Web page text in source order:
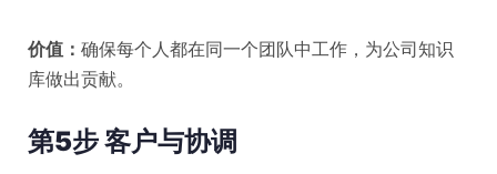
价值： 确保每个人都在同一个团队中工作，为公司知识
库做出贡献。
第5步 客户与协调